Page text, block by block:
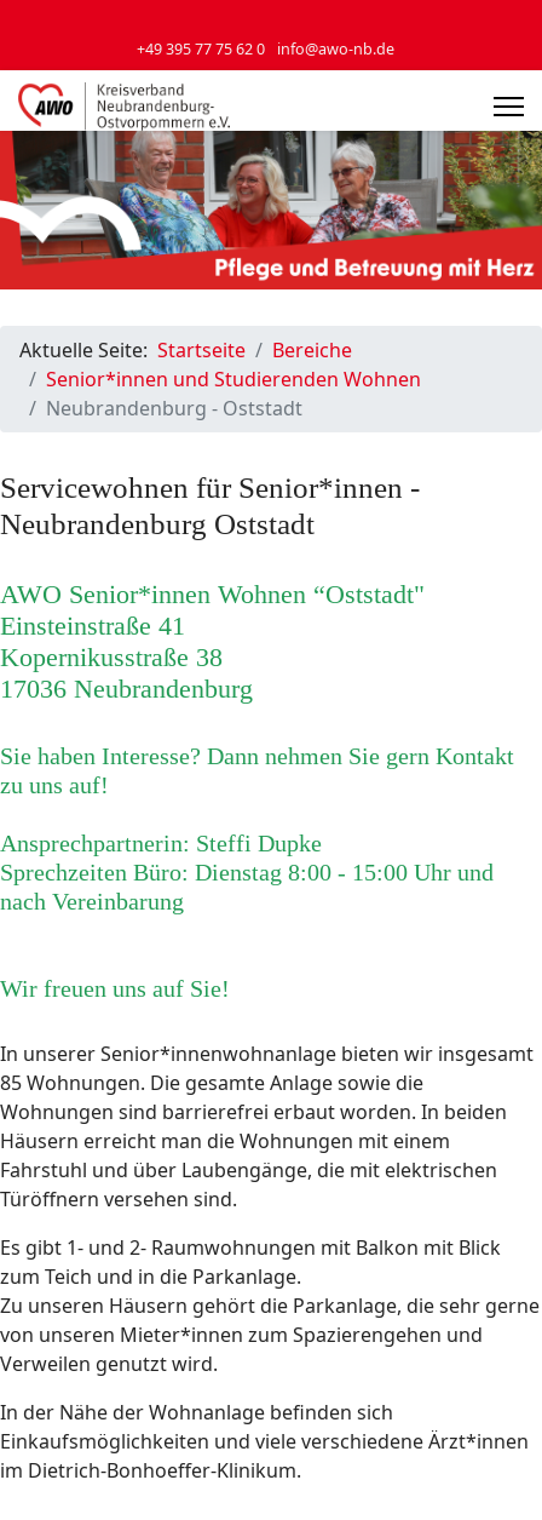
+49 395 77 75 62 0 info@awo-nb.de
Aktuelle Seite: Startseite
Bereiche
Senior*innen und Studierenden Wohnen
Neubrandenburg - Oststadt
Servicewohnen für Senior*innen -
Neubrandenburg Oststadt
AWO Senior*innen Wohnen “Oststadt"
Einsteinstraße 41
Kopernikusstraße 38
17036 Neubrandenburg
Sie haben Interesse? Dann nehmen Sie gern Kontakt
zu uns auf!
Ansprechpartnerin: Steffi Dupke
Sprechzeiten Büro: Dienstag 8:00 - 15:00 Uhr und
nach Vereinbarung
Wir freuen uns auf Sie!
In unserer Senior*innenwohnanlage bieten wir insgesamt
85 Wohnungen. Die gesamte Anlage sowie die
Wohnungen sind barrierefrei erbaut worden. In beiden
Häusern erreicht man die Wohnungen mit einem
Fahrstuhl und über Laubengänge, die mit elektrischen
Türöffnern versehen sind.
Es gibt 1- und 2- Raumwohnungen mit Balkon mit Blick
zum Teich und in die Parkanlage.
Zu unseren Häusern gehört die Parkanlage, die sehr gerne
von unseren Mieter*innen zum Spazierengehen und
Verweilen genutzt wird.
In der Nähe der Wohnanlage befinden sich
Einkaufsmöglichkeiten und viele verschiedene Ärzt*innen
im Dietrich-Bonhoeffer-Klinikum.